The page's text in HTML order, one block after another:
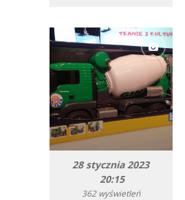
28 stycznia 2023
20:15
362 wyświetleń